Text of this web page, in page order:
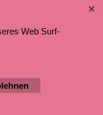
Web Surf-